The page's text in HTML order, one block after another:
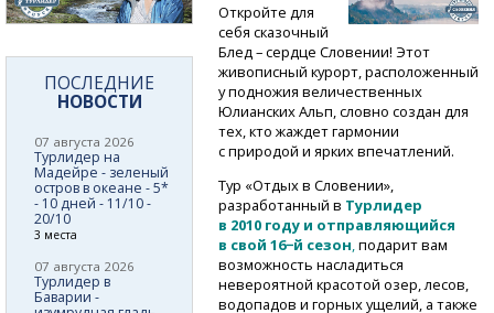
Откройте для
себя сказочный
Блед – сердце Словении! Этот
живописный курорт, расположенный
у подножия величественных
Юлианских Альп, словно создан для
тех, кто жаждет гармонии
с природой и ярких впечатлений.
Тур «Отдых в Словении»,
разработанный в Турлидер
в 2010 году и отправляющийся
в свой 16−й сезон,подарит вам
возможность насладиться
невероятной красотой озер, лесов,
водопадов и горных ущелий, а также
ПОСЛЕДНИЕ
НОВОСТИ
07 августа 2026
Турлидер на
Мадейре - зеленый
остров в океане - 5*
- 10 дней - 11/10 -
20/10
3 места
07 августа 2026
Турлидер в
Баварии -